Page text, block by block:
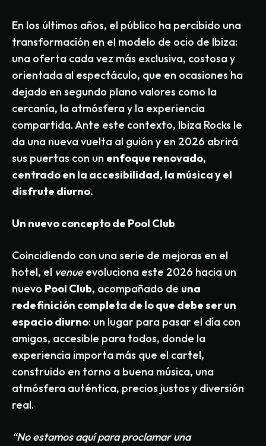
En los últimos años, el público ha percibido una
transformación en el modelo de ocio de Ibiza:
una oferta cada vez más exclusiva, costosa y
orientada al espectáculo, que en ocasiones ha
dejado en segundo plano valores como la
cercanía, la atmósfera y la experiencia
compartida. Ante este contexto, Ibiza Rocks le
da una nueva vuelta al guión y en 2026 abrirá
sus puertas con un enfoque renovado,
centrado en la accesibilidad, la música y el
disfrute diurno.
Un nuevo concepto de Pool Club
Coincidiendo con una serie de mejoras en el
hotel, el venueevoluciona este 2026 hacia un
nuevo Pool Club, acompañado de una
redefinición completa de lo que debe ser un
espacio diurno: un lugar para pasar el día con
amigos, accesible para todos, donde la
experiencia importa más que el cartel,
construido en torno a buena música, una
atmósfera auténtica, precios justos y diversión
real.
“No estamos aquípara proclamar una